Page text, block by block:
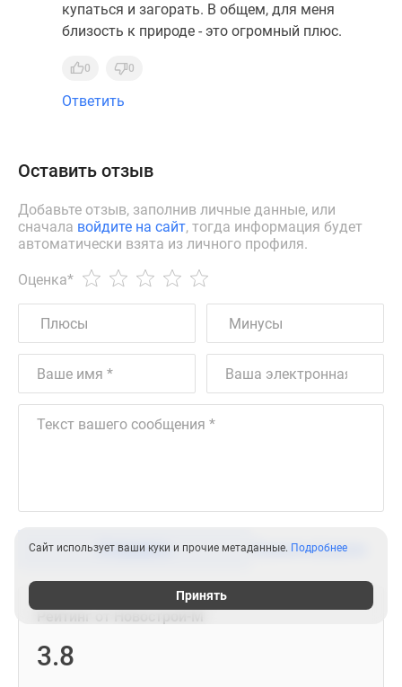
купаться и загорать. В общем, для меня
близость к природе - это огромный плюс.
0 0
Ответить
Оставить отзыв
Добавьте отзыв, заполнив личные данные, или
сначала войдите на сайт, тогда информация будет
автоматически взята из личного профиля.
Оценка*
Отправить Правила форума
3.8
Сайт использует ваши куки и прочие метаданные. Подробнее
Принять